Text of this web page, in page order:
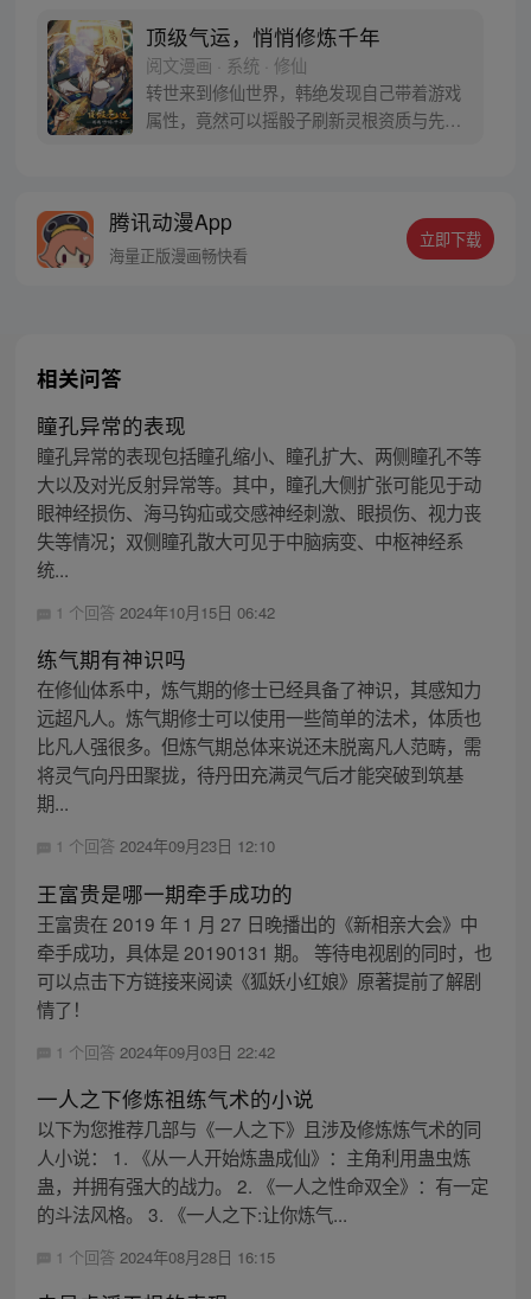
顶级气运，悄悄修炼千年
阅文漫画 · 系统 · 修仙
转世来到修仙世界，韩绝发现自己带着游戏
属性，竟然可以摇骰子刷新灵根资质与先天
间时，韩绝不得不出手。他这才发现，好像
仙神也不过如此……
腾讯动漫App
海量正版漫画畅快看
立即下载
相关问答
瞳孔异常的表现
瞳孔异常的表现包括瞳孔缩小、瞳孔扩大、两侧瞳孔不等
大以及对光反射异常等。其中，瞳孔大侧扩张可能见于动
眼神经损伤、海马钩疝或交感神经刺激、眼损伤、视力丧
失等情况；双侧瞳孔散大可见于中脑病变、中枢神经系
统...
1 个回答 2024年10月15日 06:42
练气期有神识吗
在修仙体系中，炼气期的修士已经具备了神识，其感知力
远超凡人。炼气期修士可以使用一些简单的法术，体质也
比凡人强很多。但炼气期总体来说还未脱离凡人范畴，需
将灵气向丹田聚拢，待丹田充满灵气后才能突破到筑基
期...
1 个回答 2024年09月23日 12:10
王富贵是哪一期牵手成功的
王富贵在 2019 年 1 月 27 日晚播出的《新相亲大会》中
牵手成功，具体是 20190131 期。 等待电视剧的同时，也
可以点击下方链接来阅读《狐妖小红娘》原著提前了解剧
情了！
1 个回答 2024年09月03日 22:42
一人之下修炼祖练气术的小说
以下为您推荐几部与《一人之下》且涉及修炼炼气术的同
人小说： 1. 《从一人开始炼蛊成仙》：主角利用蛊虫炼
蛊，并拥有强大的战力。 2. 《一人之性命双全》：有一定
的斗法风格。 3. 《一人之下:让你炼气...
1 个回答 2024年08月28日 16:15